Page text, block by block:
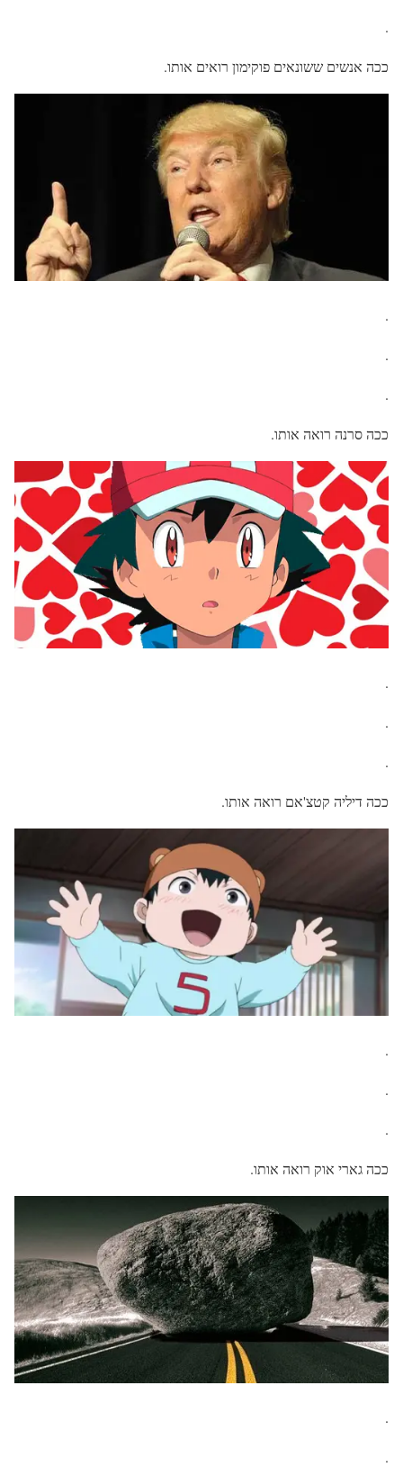
.
ככה אנשים ששונאים פוקימון רואים אותו.
.
.
.
ככה סרנה רואה אותו.
.
.
.
ככה דיליה קטצ'אם רואה אותו.
.
.
.
ככה גארי אוק רואה אותו.
.
.